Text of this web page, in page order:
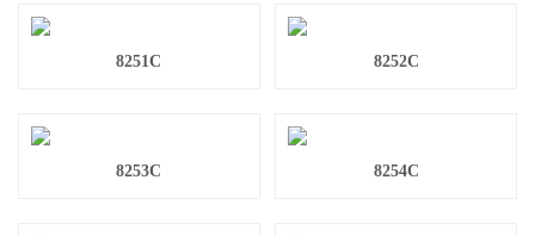
8251C 8252C
8253C 8254C